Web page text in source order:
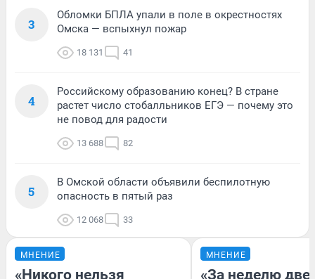
3
Обломки БПЛА упали в поле в окрестностях
Омска — вспыхнул пожар
18 131 41
4
Российскому образованию конец? В стране
растет число стобалльников ЕГЭ — почему это
не повод для радости
13 688 82
5
В Омской области объявили беспилотную
опасность в пятый раз
12 068 33
МНЕНИЕ
«Никого нельзя
МНЕНИЕ
«За неделю две